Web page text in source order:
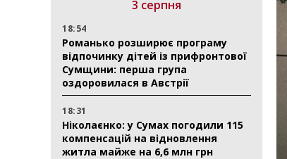
3 серпня
18:54
Романько розширює програму
відпочинку дітей із прифронтової
Сумщини: перша група
оздоровилася в Австрії
18:31
Ніколаєнко: у Сумах погодили 115
компенсацій на відновлення
житла майже на 6,6 млн грн